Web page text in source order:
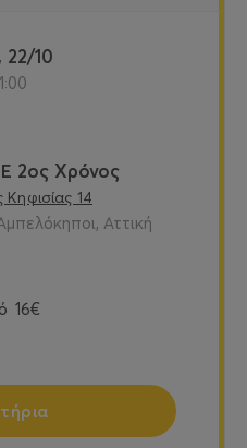
22/10
21:00
2ος Χρόνος
14
Αττική
16€